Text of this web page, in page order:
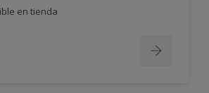
en tienda